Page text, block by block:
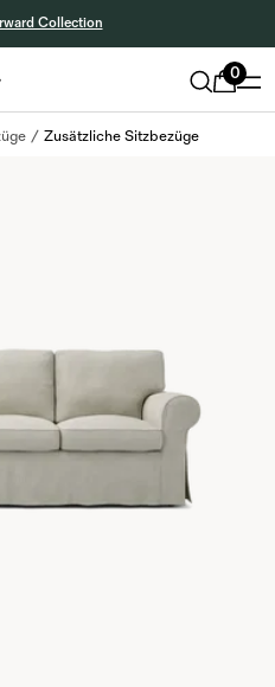
Collection
0
Zusätzliche Sitzbezüge